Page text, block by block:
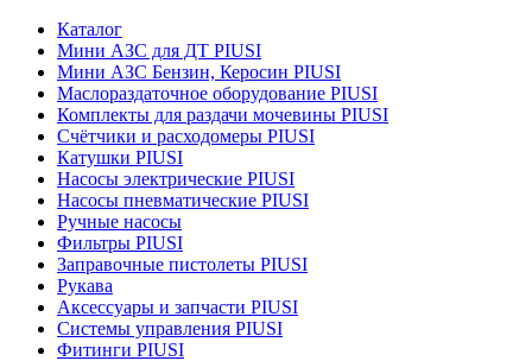
Каталог
Мини АЗС для ДТ PIUSI
Мини АЗС Бензин, Керосин PIUSI
Маслораздаточное оборудование PIUSI
Комплекты для раздачи мочевины PIUSI
Счётчики и расходомеры PIUSI
Катушки PIUSI
Насосы электрические PIUSI
Насосы пневматические PIUSI
Ручные насосы
Фильтры PIUSI
Заправочные пистолеты PIUSI
Рукава
Аксессуары и запчасти PIUSI
Системы управления PIUSI
Фитинги PIUSI